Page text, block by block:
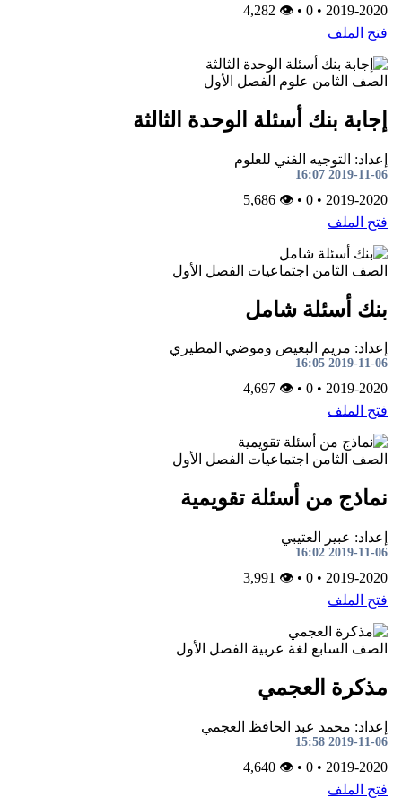
2019-2020
•
0
•
👁 4,282
فتح الملف
الصف الثامن علوم الفصل الأول
إجابة بنك أسئلة الوحدة الثالثة
إعداد: التوجيه الفني للعلوم
2019-11-06 16:07
2019-2020
•
0
•
👁 5,686
فتح الملف
الصف الثامن اجتماعيات الفصل الأول
بنك أسئلة شامل
إعداد: مريم البعيص وموضي المطيري
2019-11-06 16:05
2019-2020
•
0
•
👁 4,697
فتح الملف
الصف الثامن اجتماعيات الفصل الأول
نماذج من أسئلة تقويمية
إعداد: عبير العتيبي
2019-11-06 16:02
2019-2020
•
0
•
👁 3,991
فتح الملف
الصف السابع لغة عربية الفصل الأول
مذكرة العجمي
إعداد: محمد عبد الحافظ العجمي
2019-11-06 15:58
2019-2020
•
0
•
👁 4,640
فتح الملف